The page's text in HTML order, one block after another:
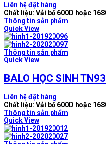
Liên hệ đặt hàng
Chất liệu: Vải bố 600D hoặc
Thông tin sản phẩm
Quick View
Thông tin sản phẩm
Quick View
BALO HỌC SINH TN93
Liên hệ đặt hàng
Chất liệu: Vải bố 600D hoặc
Thông tin sản phẩm
Quick View